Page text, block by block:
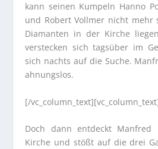
kann seinen Kumpeln Hanno
und Robert Vollmer nicht mehr
Diamanten in der Kirche
verstecken sich tagsüber im
sich nachts auf die Suche.
ahnungslos.
[/
Doch dann entdeckt
Kirche und stößt auf die drei